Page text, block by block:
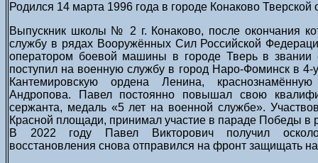
Родился 14 марта 1996 года в городе Конаково Тверской
Выпускник школы № 2 г. Конаково, после окончания
службу в рядах Вооружённых Сил Российской
оператором боевой машины в городе Тверь в звании
поступил на военную службу в город Наро-Фоминск в 4-
Кантемировскую ордена Ленина,
Андропова. Павел постоянно повышал свою
сержанта, медаль «5 лет на военной службе».
Красной площади, принимал участие в параде Победы в
В 2022 году Павел Викторович получил
восстановления снова отправился на фронт защищать